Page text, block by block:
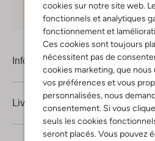
cookies sur notre site web.
fonctionnels et analytiques
fonctionnement et
Ces cookies sont toujours
nécessitent pas de
cookies marketing, que
vos préférences et vous
personnalisées, nous
consentement. Si vous
seuls les cookies
seront placés. Vous pouvez
Shopping en ligne en toute
Information produit
Livraison & retours